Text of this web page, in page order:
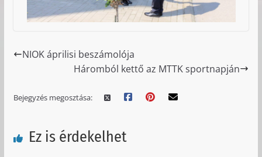
NIOK áprilisi beszámolója
Háromból kettő az MTTK sportnapján
Bejegyzés megosztása:
Ez is érdekelhet